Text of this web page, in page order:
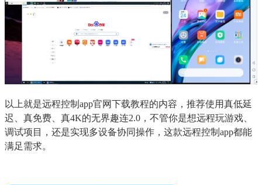
以上就是远程控制app官网下载教程的内容，推荐使用真低延
迟、真免费、真4K的无界趣连2.0，不管你是想远程玩游戏、
调试项目，还是实现多设备协同操作，这款远程控制app都能
满足需求。